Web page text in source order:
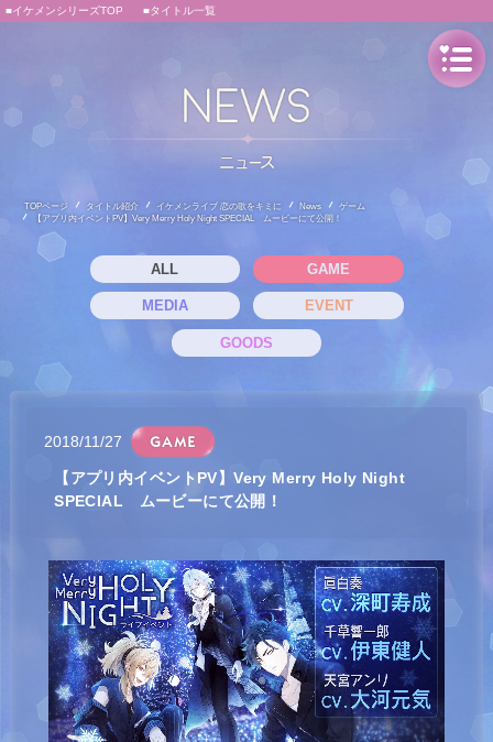
■イケメンシリーズTOP ■タイトル一覧
TOPページ タイトル紹介 イケメンライブ 恋の歌をキミに News
ゲーム
【アプリ内イベントPV】Very Merry Holy Night SPECIAL ムービーにて公開！
ALL GAME
MEDIA EVENT
GOODS
2018/11/27
【アプリ内イベントPV】Very Merry Holy Night
SPECIAL ムービーにて公開！